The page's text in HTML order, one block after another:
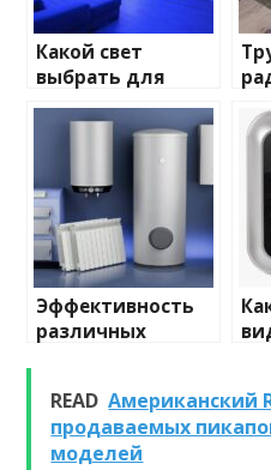
Какой свет
выбрать для
домашнего
освещения
и
Эффективность
различных
очистке и
промывке котлов
READ Американский
продаваемых
моделей